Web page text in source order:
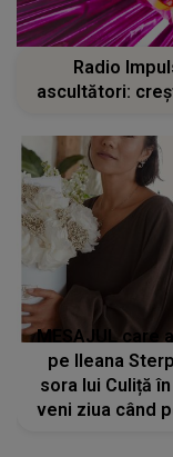
Radio
ascultători:
MESAJUL care
pe Ileana
sora lui Culiță
veni ziua când